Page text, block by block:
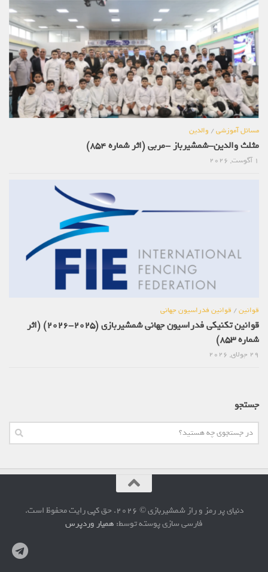
مسائل آموزشی/والدین
مثلث والدین-شمشیرباز -مربی (اثر شماره 854)
قوانین/قوانین فدراسیون جهانی
قوانین تکنیکی فدراسیون جهانی شمشیربازی (2025-2026) (اثر
شماره 853)
جستجو
دنیای پر رمز و راز شمشیربازی © 2026. حق کپی رایت محفوظ است.
فارسی سازی پوسته توسط:همیار وردپرس